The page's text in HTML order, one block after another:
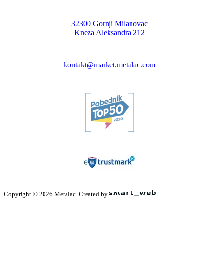
32300 Gornji Milanovac
Kneza Aleksandra 212
kontakt@market.metalac.com
Copyright © 2026 Metalac. Created by